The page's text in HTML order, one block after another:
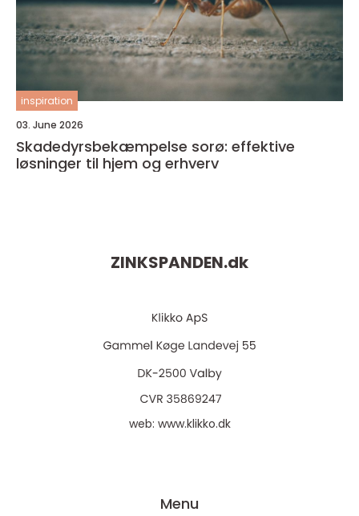
inspiration
03. June 2026
Skadedyrsbekæmpelse sorø: effektive
løsninger til hjem og erhverv
ZINKSPANDEN.dk
web: www.klikko.dk
Menu